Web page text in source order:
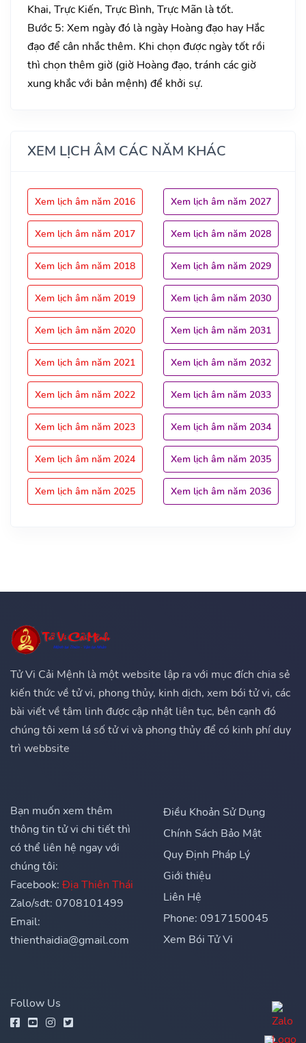
Khai, Trực Kiến, Trực Bình, Trực Mãn là tốt.
Bước 5: Xem ngày đó là ngày Hoàng đạo hay Hắc
đạo để cân nhắc thêm. Khi chọn được ngày tốt rồi
thì chọn thêm giờ (giờ Hoàng đạo, tránh các giờ
xung khắc với bản mệnh) để khởi sự.
XEM LỊCH ÂM CÁC NĂM KHÁC
Xem lịch âm năm 2016
Xem lịch âm năm 2017
Xem lịch âm năm 2018
Xem lịch âm năm 2019
Xem lịch âm năm 2020
Xem lịch âm năm 2021
Xem lịch âm năm 2022
Xem lịch âm năm 2023
Xem lịch âm năm 2024
Xem lịch âm năm 2025
Xem lịch âm năm 2027
Xem lịch âm năm 2028
Xem lịch âm năm 2029
Xem lịch âm năm 2030
Xem lịch âm năm 2031
Xem lịch âm năm 2032
Xem lịch âm năm 2033
Xem lịch âm năm 2034
Xem lịch âm năm 2035
Xem lịch âm năm 2036
Tử Vi Cải Mệnh là một website lập ra với mục đích chia sẻ
kiến thức về tử vi, phong thủy, kinh dịch, xem bói tử vi, các
bài viết về tâm linh được cập nhật liên tục, bên cạnh đó
chúng tôi xem lá số tử vi và phong thủy để có kinh phí duy
trì webbsite
Bạn muốn xem thêm
thông tin tử vi chi tiết thì
có thể liên hệ ngay với
chúng tôi:
Facebook: Địa Thiên Thái
Zalo/sdt: 0708101499
Email:
thienthaidia@gmail.com
Điều Khoản Sử Dụng
Chính Sách Bảo Mật
Quy Định Pháp Lý
Giới thiệu
Liên Hệ
Phone: 0917150045
Xem Bói Tử Vi
Follow Us